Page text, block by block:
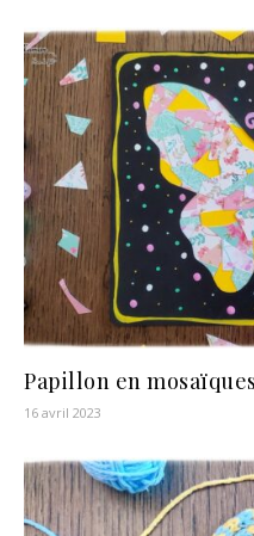
Papillon en
16 avril 2023